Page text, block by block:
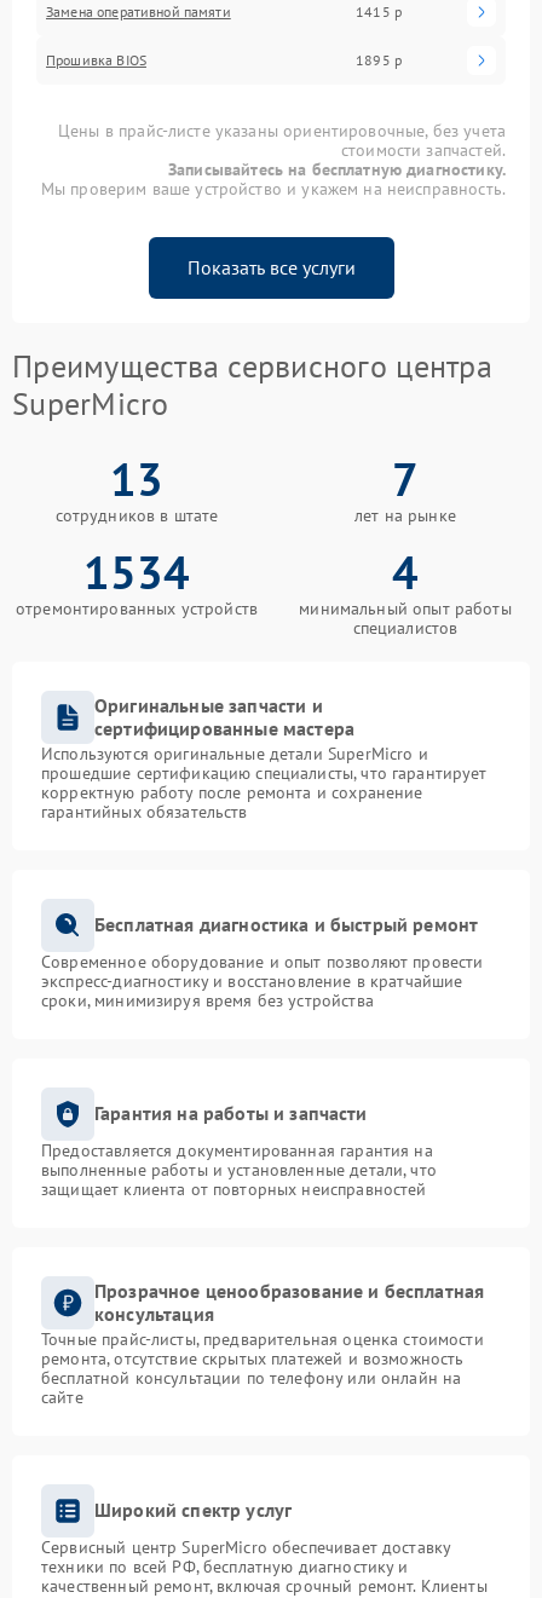
Замена оперативной памяти 1415 р
Прошивка BIOS 1895 р
Цены в прайс-листе указаны ориентировочные, без учета
стоимости запчастей.
Записывайтесь на бесплатную диагностику.
Мы проверим ваше устройство и укажем на неисправность.
Показать все услуги
Преимущества сервисного центра
SuperMicro
13
сотрудников в штате
7
лет на рынке
1534
отремонтированных устройств
4
минимальный опыт работы
специалистов
Оригинальные запчасти и
сертифицированные мастера
Используются оригинальные детали SuperMicro и
прошедшие сертификацию специалисты, что гарантирует
корректную работу после ремонта и сохранение
гарантийных обязательств
Бесплатная диагностика и быстрый ремонт
Современное оборудование и опыт позволяют провести
экспресс-диагностику и восстановление в кратчайшие
сроки, минимизируя время без устройства
Гарантия на работы и запчасти
Предоставляется документированная гарантия на
выполненные работы и установленные детали, что
защищает клиента от повторных неисправностей
Прозрачное ценообразование и бесплатная
консультация
Точные прайс-листы, предварительная оценка стоимости
ремонта, отсутствие скрытых платежей и возможность
бесплатной консультации по телефону или онлайн на
сайте
Широкий спектр услуг
Сервисный центр SuperMicro обеспечивает доставку
техники по всей РФ, бесплатную диагностику и
качественный ремонт, включая срочный ремонт. Клиенты